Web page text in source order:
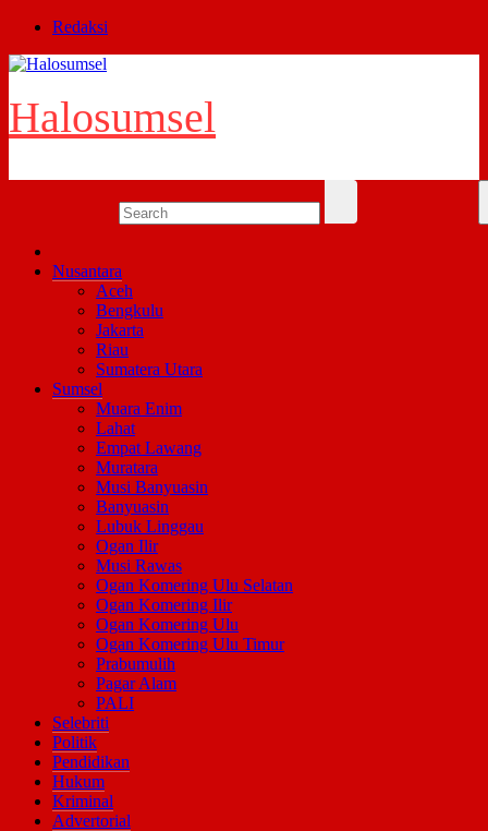
Skip
content
Redaksi
Halosumsel
Nusantara
Aceh
Bengkulu
Jakarta
Riau
Sumatera Utara
Sumsel
Muara Enim
Lahat
Empat Lawang
Muratara
Musi Banyuasin
Banyuasin
Lubuk Linggau
Ogan Ilir
Musi Rawas
Ogan Komering Ulu Selatan
Ogan Komering Ilir
Ogan Komering Ulu
Ogan Komering Ulu Timur
Prabumulih
Pagar Alam
PALI
Selebriti
Politik
Pendidikan
Hukum
Kriminal
Advertorial